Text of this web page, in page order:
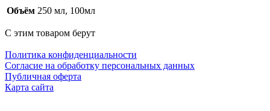
Объём 250 мл, 100мл
С этим товаром берут
Политика конфиденциальности
Cогласие на обработку персональных данных
Публичная оферта
Карта сайта